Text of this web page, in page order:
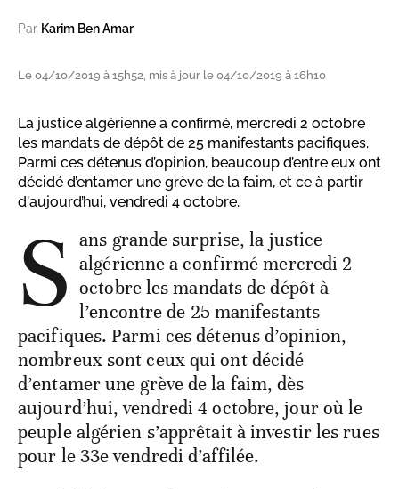
Par Karim Ben Amar
Le 04/10/2019 à 15h52, mis à jour le 04/10/2019 à 16h10
La justice algérienne a confirmé, mercredi 2 octobre
les mandats de dépôt de 25 manifestants pacifiques.
Parmi ces détenus d’opinion, beaucoup d’entre eux ont
décidé d’entamer une grève de la faim, et ce à partir
d'aujourd’hui, vendredi 4 octobre.
S ans grande surprise, la justice
algérienne a confirmé mercredi 2
octobre les mandats de dépôt à
l’encontre de 25 manifestants
pacifiques. Parmi ces détenus d’opinion,
nombreux sont ceux qui ont décidé
d’entamer une grève de la faim, dès
aujourd’hui, vendredi 4 octobre, jour où le
peuple algérien s’apprêtait à investir les rues
pour le 33e vendredi d’affilée.